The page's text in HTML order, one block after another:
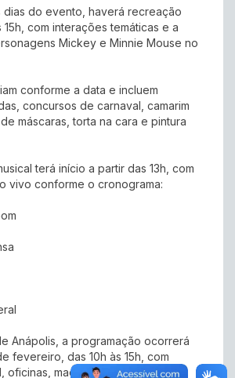
dias do evento, haverá recreação
15h, com interações temáticas e a
Mickey e Minnie Mouse no
conforme a data e incluem
concursos de carnaval, camarim
máscaras, torta na cara e pintura
terá início a partir das 13h, com
vivo conforme o cronograma:
Anápolis, a programação ocorrerá
fevereiro, das 10h às 15h, com
oficinas, maquiagens divertidas e